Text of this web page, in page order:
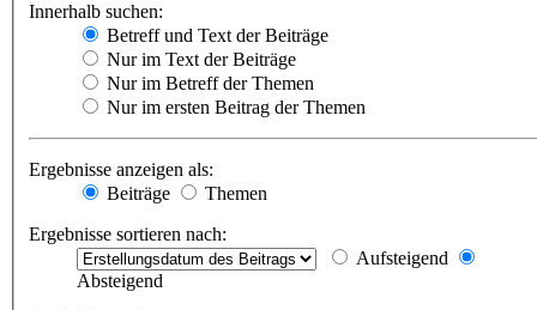
Innerhalb suchen:
Betreff und Text der Beiträge
Nur im Text der Beiträge
Nur im Betreff der Themen
Nur im ersten Beitrag der Themen
Ergebnisse anzeigen als:
Beiträge
Themen
Ergebnisse sortieren nach:
Aufsteigend
Absteigend